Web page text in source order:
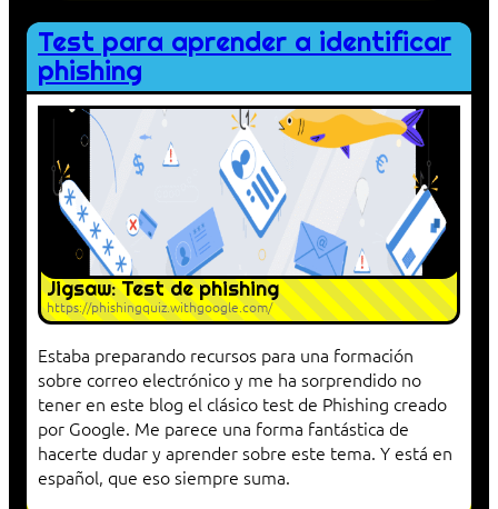
Test para aprender a identificar
phishing
Jigsaw: Test de phishing
https://phishingquiz.withgoogle.com/
Estaba preparando recursos para una formación
sobre correo electrónico y me ha sorprendido no
tener en este blog el clásico test de Phishing creado
por Google. Me parece una forma fantástica de
hacerte dudar y aprender sobre este tema. Y está en
español, que eso siempre suma.